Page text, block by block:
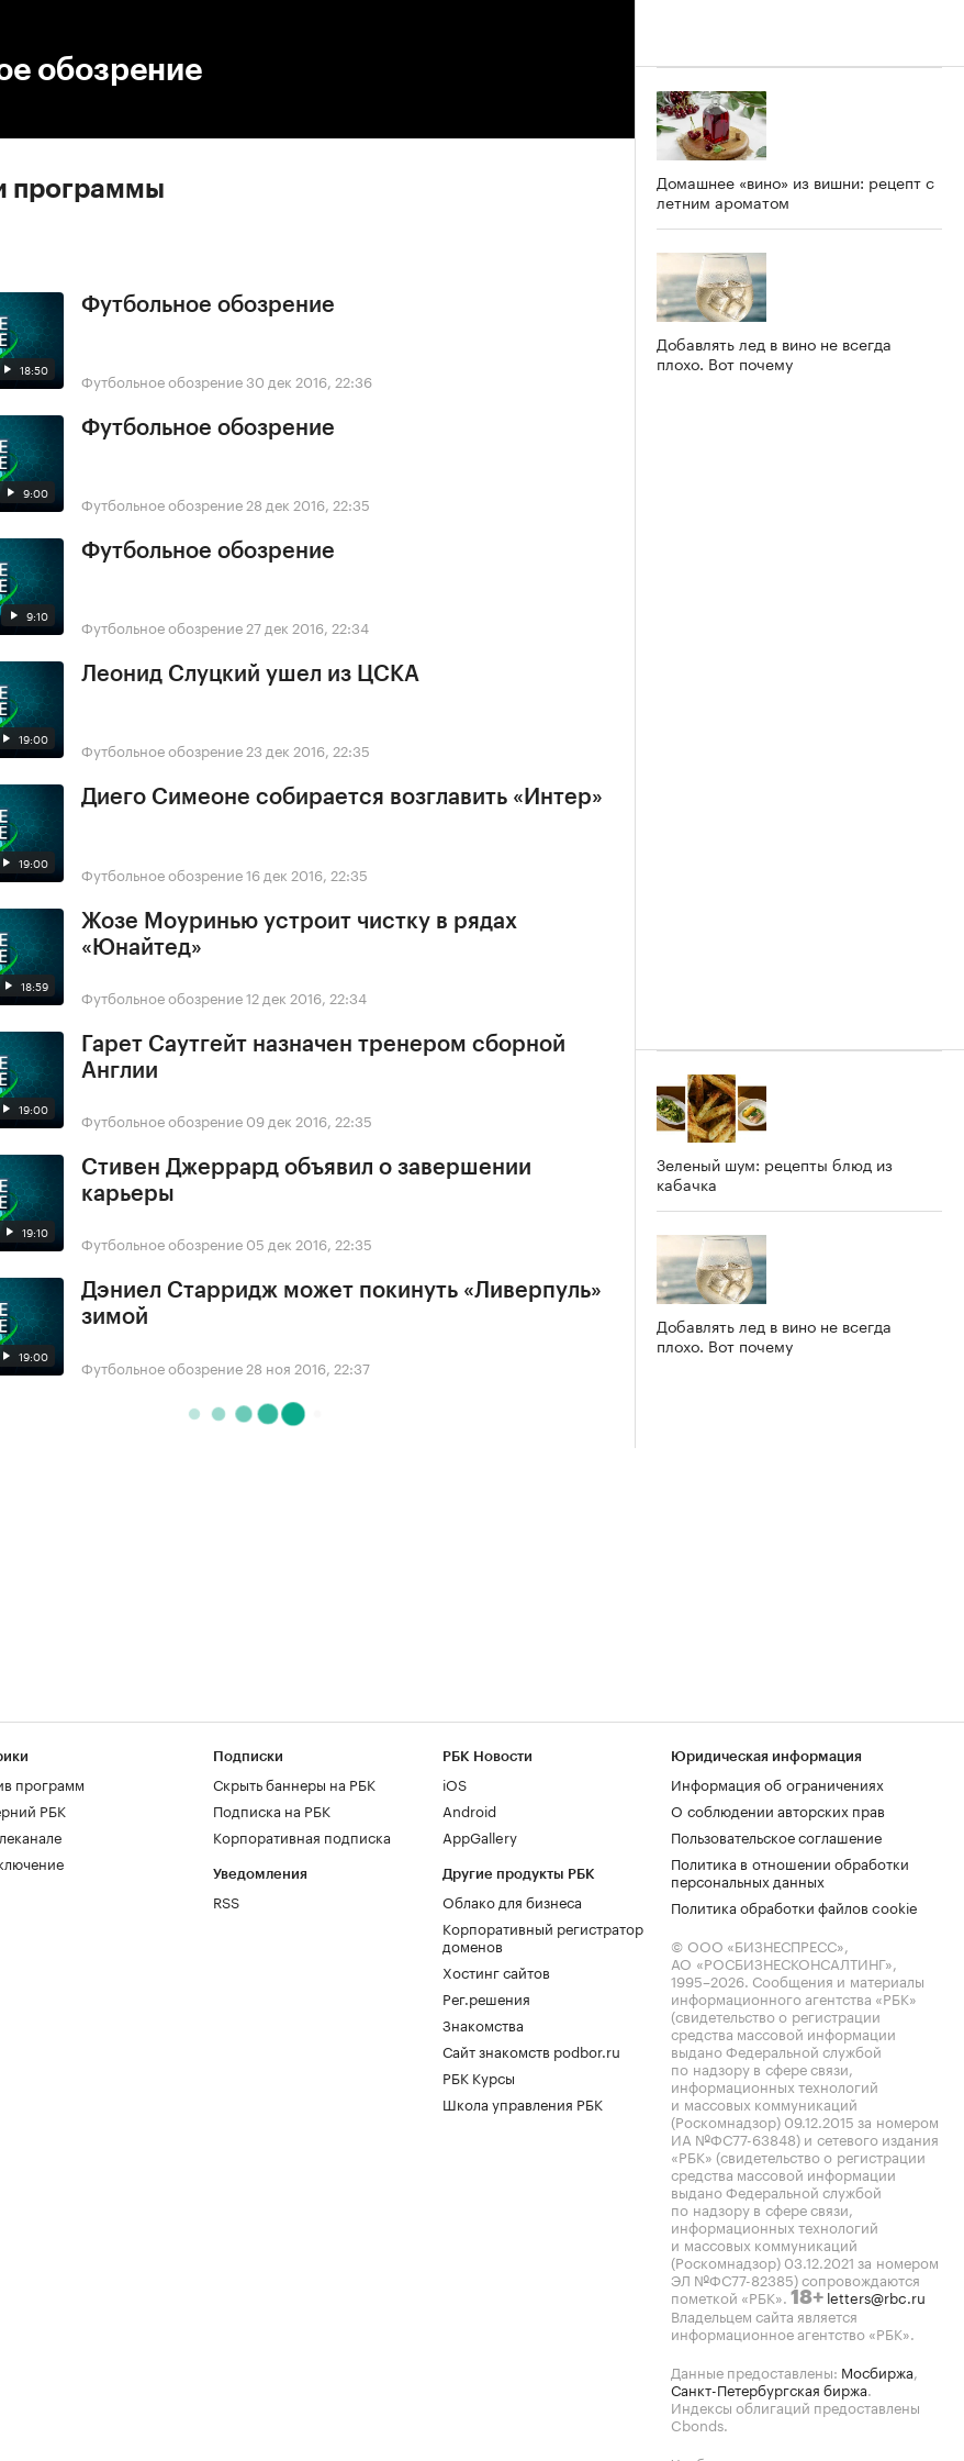
обозрение
программы
18:50
Футбольное обозрение
Футбольное обозрение30 дек 2016, 22:36
9:00
Футбольное обозрение
Футбольное обозрение 28 дек 2016, 22:35
9:10
Футбольное обозрение
Футбольное обозрение 27 дек 2016, 22:34
19:00
Леонид Слуцкий ушел из ЦСКА
Футбольное обозрение 23 дек 2016, 22:35
19:00
Диего Симеоне собирается возглавить «Интер»
Футбольное обозрение16 дек 2016, 22:35
18:59
Жозе Моуринью устроит чистку в рядах
«Юнайтед»
Футбольное обозрение12 дек 2016, 22:34
19:00
Гарет Саутгейт назначен тренером сборной
Англии
Футбольное обозрение 09 дек 2016, 22:35
19:10
Стивен Джеррард объявил о завершении
карьеры
Футбольное обозрение 05 дек 2016, 22:35
19:00
Дэниел Старридж может покинуть «Ливерпуль»
зимой
Футбольное обозрение 28 ноя 2016, 22:37
Домашнее «вино» из вишни: рецепт с
летним ароматом
Добавлять лед в вино не всегда
плохо. Вот почему
Зеленый шум: рецепты блюд из
кабачка
Добавлять лед в вино не всегда
плохо. Вот почему
программ
РБК
Подписки
Скрыть баннеры на РБК
Подписка на РБК
Корпоративная подписка
Уведомления
RSS
РБК Новости
iOS
Android
AppGallery
Другие продукты РБК
Облако для бизнеса
Корпоративный регистратор
доменов
Хостинг сайтов
Рег.решения
Знакомства
Сайт знакомств podbor.ru
РБК Курсы
Школа управления РБК
Юридическая информация
Информация об ограничениях
О соблюдении авторских прав
Пользовательское соглашение
Политика в отношении обработки
персональных данных
Политика обработки файлов cookie
© ООО «БИЗНЕСПРЕСС»,
АО «РОСБИЗНЕСКОНСАЛТИНГ»,
1995–2026. Сообщения и материалы
информационного агентства «РБК»
(свидетельство о регистрации
средства массовой информации
выдано Федеральной службой
по надзору в сфере связи,
информационных технологий
и массовых коммуникаций
(Роскомнадзор) 09.12.2015 за номером
ИА №ФС77-63848) и сетевого издания
«РБК» (свидетельство о регистрации
средства массовой информации
выдано Федеральной службой
по надзору в сфере связи,
информационных технологий
и массовых коммуникаций
(Роскомнадзор) 03.12.2021 за номером
ЭЛ №ФС77-82385) сопровождаются
пометкой «РБК». 18+ letters@rbc.ru
Владельцем сайта является
информационное агентство «РБК».
Данные предоставлены: Мосбиржа,
Санкт-Петербургская биржа.
Индексы облигаций предоставлены
Cbonds.